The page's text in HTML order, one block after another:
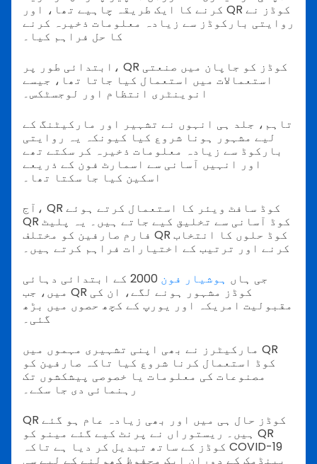
کرنے کا ایک طریقہ چاہیے تھا، اور QR کوڈز نے
روایتی بارکوڈز سے زیادہ معلومات ذخیرہ کرنے
کا حل فراہم کیا۔
ابتدائی طور پر، QR کوڈز کو جاپان میں صنعتی
استعمالات میں استعمال کیا جاتا تھا، جیسے
انوینٹری انتظام اور لوجسٹکس۔
تاہم، جلد ہی انہوں نے تشہیر اور مارکیٹنگ کے
لیے مشہور ہونا شروع کیا کیونکہ یہ روایتی
بارکوڈ سے زیادہ معلومات ذخیرہ کر سکتے تھے
اور انہیں آسانی سے اسمارٹ فون کے ذریعے
اسکین کیا جا سکتا تھا۔
آج، QR کوڈ سافٹ ویئر کا استعمال کرتے ہوئے
QR کوڈ آسانی سے تخلیق کیے جاتے ہیں۔ یہ پلیٹ
فارم صارفین کو مختلف QR کوڈ حلوں کا انتخاب
کرنے اور ترتیب کے اختیارات فراہم کرتے ہیں۔
جی ہاں ہوشیار فون
2000 کے ابتدائی دہائی
میں، جب QR کوڈز مشہور ہونے لگے، ان کی
مقبولیت امریکہ اور یورپ کے کچھ حصوں میں بڑھ
گئی۔
مارکیٹرز نے بھی اپنی تشہیری مہموں میں QR
کوڈ استعمال کرنا شروع کیا تاکہ صارفین کو
مصنوعات کی معلومات یا خصوصی پیشکشوں تک
رہنمائی دی جا سکے۔
QR کوڈز حال ہی میں اور بھی زیادہ عام ہو گئے
ہیں۔ ریستوراں نے پرنٹ کیے گئے مینو کو QR
کوڈز کے ساتھ تبدیل کر دیا ہے تاکہ COVID-19
پینڈمک کے دوران ایک محفوظ کھولنے کے لیے سی